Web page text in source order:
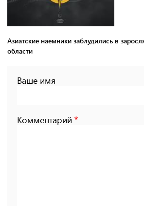
Азиатские наемники заблудились в
области
Ваше имя
Комментарий